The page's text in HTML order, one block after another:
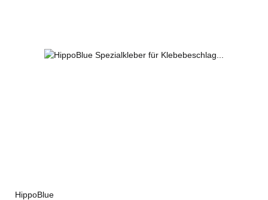
HippoBlue